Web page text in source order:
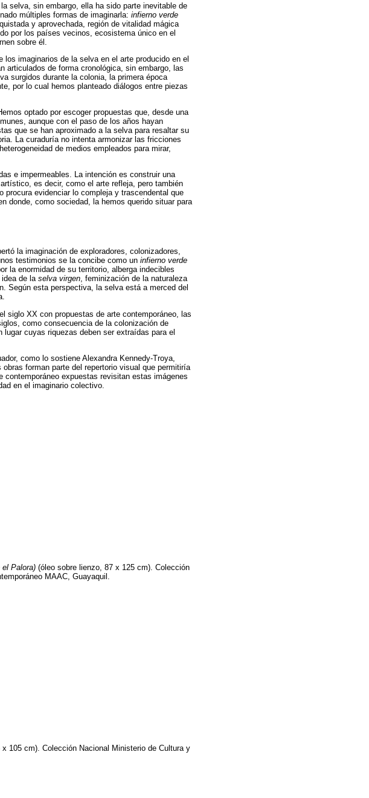
selva, sin embargo, ella ha sido parte inevitable de
múltiples formas de imaginarla: infierno verde
y aprovechada, región de vitalidad mágica
por los países vecinos, ecosistema único en el
sobre él.
imaginarios de la selva en el arte producido en el
articulados de forma cronológica, sin embargo, las
surgidos durante la colonia, la primera época
por lo cual hemos planteado diálogos entre piezas
optado por escoger propuestas que, desde una
aunque con el paso de los años hayan
que se han aproximado a la selva para resaltar su
La curaduría no intenta armonizar las fricciones
de medios empleados para mirar,
e impermeables. La intención es construir una
es decir, como el arte refleja, pero también
evidenciar lo compleja y trascendental que
donde, como sociedad, la hemos querido situar para
la imaginación de exploradores, colonizadores,
testimonios se la concibe como un infierno verde
la enormidad de su territorio, alberga indecibles
de la selva virgen, feminización de la naturaleza
Según esta perspectiva, la selva está a merced del
siglo XX con propuestas de arte contemporáneo, las
como consecuencia de la colonización de
cuyas riquezas deben ser extraídas para el
como lo sostiene Alexandra Kennedy-Troya,
forman parte del repertorio visual que permitiría
contemporáneo expuestas revisitan estas imágenes
en el imaginario colectivo.
Palora) (óleo sobre lienzo, 87 x 125 cm). Colección
MAAC, Guayaquil.
105 cm). Colección Nacional Ministerio de Cultura y